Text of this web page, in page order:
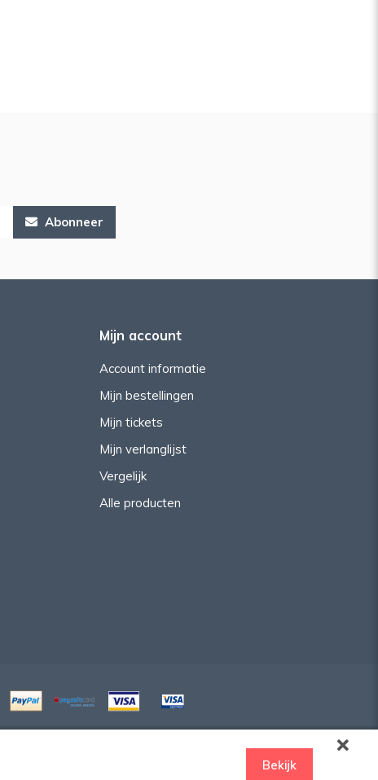
Abonneer
Mijn account
Account informatie
Mijn bestellingen
Mijn tickets
Mijn verlanglijst
Vergelijk
Alle producten
Bekijk